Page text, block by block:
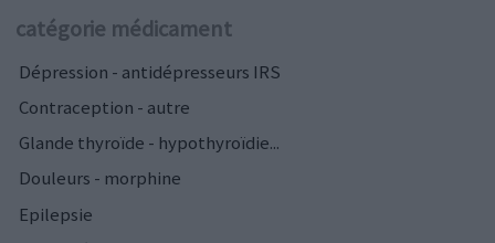
catégorie médicament
Dépression - antidépresseurs IRS
Contraception - autre
Glande thyroïde - hypothyroïdie...
Douleurs - morphine
Epilepsie